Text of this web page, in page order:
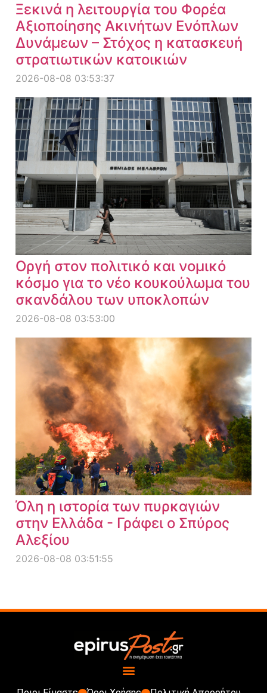
Ξεκινά η λειτουργία του Φορέα
Αξιοποίησης Ακινήτων Ενόπλων
Δυνάμεων – Στόχος η κατασκευή
στρατιωτικών κατοικιών
2026-08-08 03:53:37
Οργή στον πολιτικό και νομικό
κόσμο για το νέο κουκούλωμα του
σκανδάλου των υποκλοπών
2026-08-08 03:53:00
Όλη η ιστορία των πυρκαγιών
στην Ελλάδα - Γράφει ο Σπύρος
Αλεξίου
2026-08-08 03:51:55